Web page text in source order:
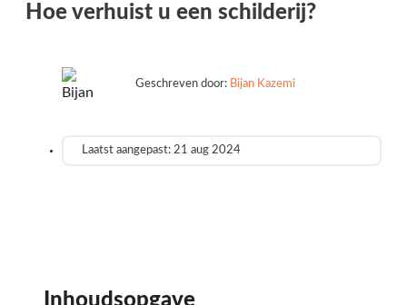
Hoe verhuist u een schilderij?
Geschreven door: Bijan Kazemi
Laatst aangepast: 21 aug 2024
Inhoudsopgave